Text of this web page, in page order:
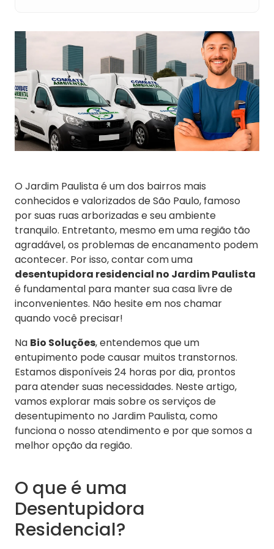
O Jardim Paulista é um dos bairros mais
conhecidos e valorizados de São Paulo, famoso
por suas ruas arborizadas e seu ambiente
tranquilo. Entretanto, mesmo em uma região tão
agradável, os problemas de encanamento podem
acontecer. Por isso, contar com uma
desentupidora residencial no Jardim Paulista
é fundamental para manter sua casa livre de
inconvenientes. Não hesite em nos chamar
quando você precisar!
Na Bio Soluções, entendemos que um
entupimento pode causar muitos transtornos.
Estamos disponíveis 24 horas por dia, prontos
para atender suas necessidades. Neste artigo,
vamos explorar mais sobre os serviços de
desentupimento no Jardim Paulista, como
funciona o nosso atendimento e por que somos a
melhor opção da região.
O que é uma
Desentupidora
Residencial?